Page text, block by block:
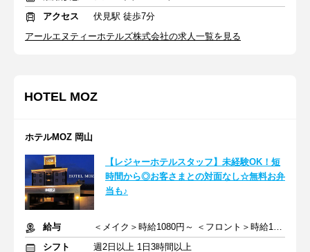
アクセス
伏見駅 徒歩7分
アールエヌティーホテルズ株式会社の求人一覧を見る
HOTEL MOZ
ホテルMOZ 岡山
【レジャーホテルスタッフ】未経験OK！短
時間から◎お客さまとの対面なし☆無料お弁
当も♪
給与
＜メイク＞時給1080円～ ＜フロント＞時給1100円～ ＋交通費支給
シフト
週2日以上 1日3時間以上